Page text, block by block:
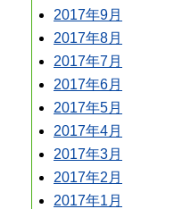
2017年9月
2017年8月
2017年7月
2017年6月
2017年5月
2017年4月
2017年3月
2017年2月
2017年1月